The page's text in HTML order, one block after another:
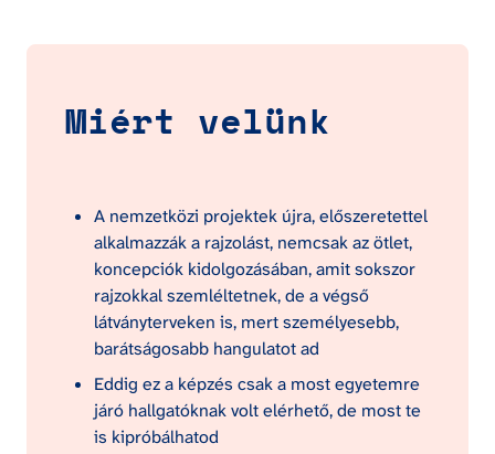
Miért velünk
A nemzetközi projektek újra, előszeretettel
alkalmazzák a rajzolást, nemcsak az ötlet,
koncepciók kidolgozásában, amit sokszor
rajzokkal szemléltetnek, de a végső
látványterveken is, mert személyesebb,
barátságosabb hangulatot ad
Eddig ez a képzés csak a most egyetemre
járó hallgatóknak volt elérhető, de most te
is kipróbálhatod